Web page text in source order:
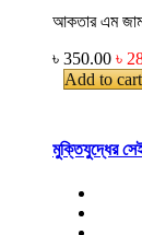
আকতার এম
৳ 350.00 ৳
Add to cart
মুক্তিযুদ্ধের